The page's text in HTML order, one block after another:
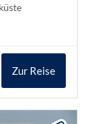
Zur Reise